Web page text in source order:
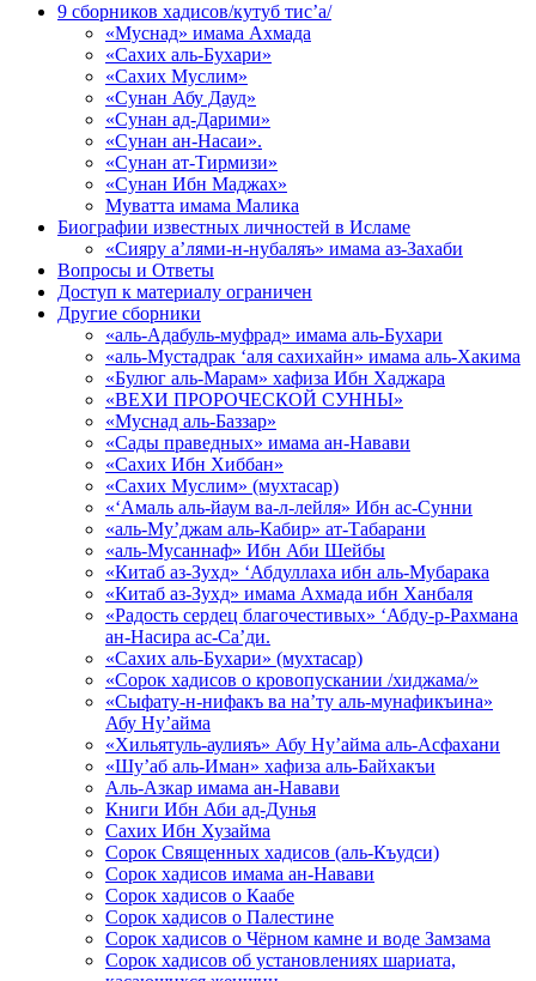
9 сборников хадисов/кутуб тис’а/
«Муснад» имама Ахмада
«Сахих аль-Бухари»
«Сахих Муслим»
«Сунан Абу Дауд»
«Сунан ад-Дарими»
«Сунан ан-Насаи».
«Сунан ат-Тирмизи»
«Сунан Ибн Маджах»
Муватта имама Малика
Биографии известных личностей в Исламе
«Сияру а’лями-н-нубаляъ» имама аз-Захаби
Вопросы и Ответы
Доступ к материалу ограничен
Другие сборники
«аль-Адабуль-муфрад» имама аль-Бухари
«аль-Мустадрак ‘аля сахихайн» имама аль-Хакима
«Булюг аль-Марам» хафиза Ибн Хаджара
«ВЕХИ ПРОРОЧЕСКОЙ СУННЫ»
«Муснад аль-Баззар»
«Сады праведных» имама ан-Навави
«Сахих Ибн Хиббан»
«Сахих Муслим» (мухтасар)
«‘Амаль аль-йаум ва-л-лейля» Ибн ас-Сунни
«аль-Му’джам аль-Кабир» ат-Табарани
«аль-Мусаннаф» Ибн Аби Шейбы
«Китаб аз-Зухд» ‘Абдуллаха ибн аль-Мубарака
«Китаб аз-Зухд» имама Ахмада ибн Ханбаля
«Радость сердец благочестивых» ‘Абду-р-Рахмана
ан-Насира ас-Са’ди.
«Сахих аль-Бухари» (мухтасар)
«Сорок хадисов о кровопускании /хиджама/»
«Сыфату-н-нифакъ ва на’ту аль-мунафикъина»
Абу Ну’айма
«Хильятуль-аулияъ» Абу Ну’айма аль-Асфахани
«Шу’аб аль-Иман» хафиза аль-Байхакъи
Аль-Азкар имама ан-Навави
Книги Ибн Аби ад-Дунья
Сахих Ибн Хузайма
Сорок Священных хадисов (аль-Къудси)
Сорок хадисов имама ан-Навави
Сорок хадисов о Каабе
Сорок хадисов о Палестине
Сорок хадисов о Чёрном камне и воде Замзама
Сорок хадисов об установлениях шариата,